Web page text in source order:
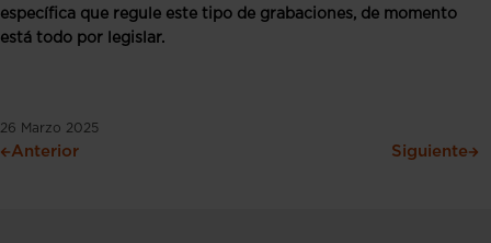
específica que regule este tipo de grabaciones, de momento
está todo por legislar.
26 Marzo 2025
Anterior Siguiente